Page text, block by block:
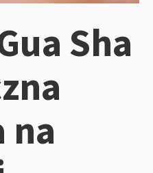
Sha
na